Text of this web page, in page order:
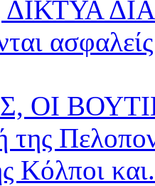
ΟΙ
της
Κόλποι